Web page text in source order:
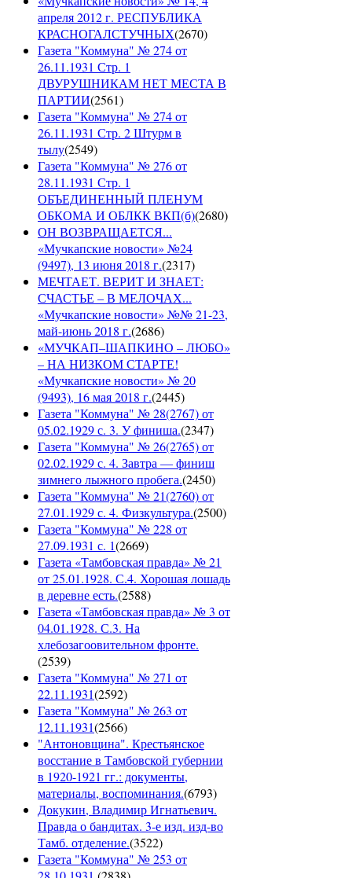
апреля 2012 г. РЕСПУБЛИКА
КРАСНОГАЛСТУЧНЫХ(2670)
Газета "Коммуна" № 274 от
26.11.1931 Стр. 1
ДВУРУШНИКАМ НЕТ МЕСТА В
ПАРТИИ(2561)
Газета "Коммуна" № 274 от
26.11.1931 Стр. 2 Штурм в
тылу(2549)
Газета "Коммуна" № 276 от
28.11.1931 Стр. 1
ОБЪЕДИНЕННЫЙ ПЛЕНУМ
ОБКОМА И ОБЛКК ВКП(б)(2680)
ОН ВОЗВРАЩАЕТСЯ...
«Мучкапские новости» №24
(9497), 13 июня 2018 г.(2317)
МЕЧТАЕТ. ВЕРИТ И ЗНАЕТ:
СЧАСТЬЕ – В МЕЛОЧАХ...
«Мучкапские новости» №№ 21-23,
май-июнь 2018 г.(2686)
«МУЧКАП–ШАПКИНО – ЛЮБО»
– НА НИЗКОМ СТАРТЕ!
«Мучкапские новости» № 20
(9493), 16 мая 2018 г.(2445)
Газета "Коммуна" № 28(2767) от
05.02.1929 с. 3. У финиша.(2347)
Газета "Коммуна" № 26(2765) от
02.02.1929 с. 4. Завтра — финиш
зимнего лыжного пробега.(2450)
Газета "Коммуна" № 21(2760) от
27.01.1929 с. 4. Физкультура.(2500)
Газета "Коммуна" № 228 от
27.09.1931 с. 1(2669)
Газета «Тамбовская правда» № 21
от 25.01.1928. С.4. Хорошая лошадь
в деревне есть.(2588)
Газета «Тамбовская правда» № 3 от
04.01.1928. С.3. На
хлебозагоовительном фронте.
(2539)
Газета "Коммуна" № 271 от
22.11.1931(2592)
Газета "Коммуна" № 263 от
12.11.1931(2566)
"Антоновщина". Крестьянское
восстание в Тамбовской губернии
в 1920-1921 гг.: документы,
материалы, воспоминания.(6793)
Докукин, Владимир Игнатьевич.
Правда о бандитах. 3-е изд. изд-во
Тамб. отделение.(3522)
Газета "Коммуна" № 253 от